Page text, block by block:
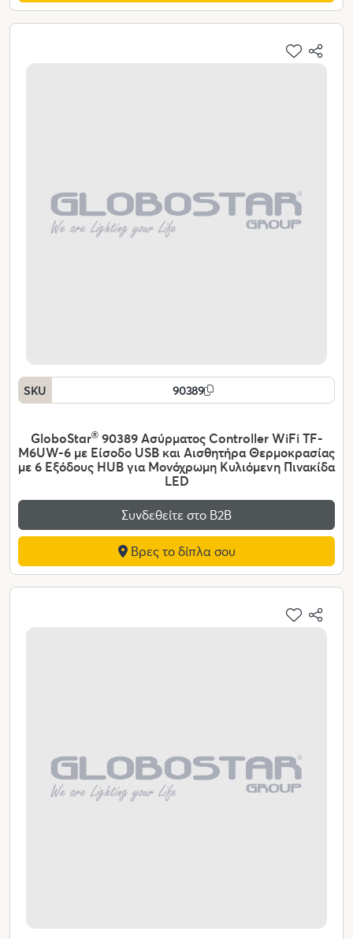
SKU 90389
GloboStar®90389 Ασύρματος Controller WiFi TF-
M6UW-6 με Είσοδο USB και Αισθητήρα Θερμοκρασίας
με 6 Εξόδους HUB για Μονόχρωμη Κυλιόμενη Πινακίδα
LED
Συνδεθείτε στο Β2Β
Βρες το δίπλα σου